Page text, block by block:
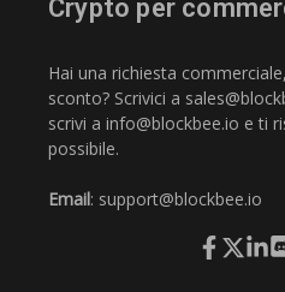
Crypto per
Hai una richiesta
sconto? Scrivici a
scrivi a info@blockbee.io e ti
possibile.
Email: support@blockbee.io